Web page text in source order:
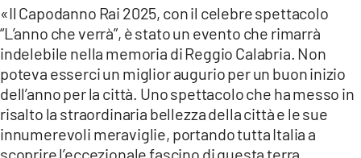
LACPLAY.IT
LACTV.IT
LACONAIR.IT
LACITYMAG.IT
ILREGGINO.IT
«Il Capodanno Rai 2025, con il celebre spettacolo
“L’anno che verrà”, è stato un evento che rimarrà
indelebile nella memoria di Reggio Calabria. Non
poteva esserci un miglior augurio per un buon inizio
dell’anno per la città. Uno spettacolo che ha messo in
risalto la straordinaria bellezza della città e le sue
innumerevoli meraviglie, portando tutta Italia a
scoprire l’eccezionale fascino di questa terra